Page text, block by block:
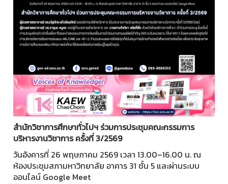
สำนักวิชาการศึกษาทั่วไปฯ ร่วมการประชุมคณะกรรมการ
บริหารงานวิชาการ ครั้งที่ 3/2569
วันอังคารที่ 26 พฤษภาคม 2569 เวลา 13.00–16.00 น. ณ
ห้องประชุมสภามหาวิทยาลัย อาคาร 31 ชั้น 5 และผ่านระบบ
ออนไลน์ Google Meet